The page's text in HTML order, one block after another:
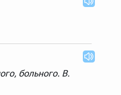
больного. В.